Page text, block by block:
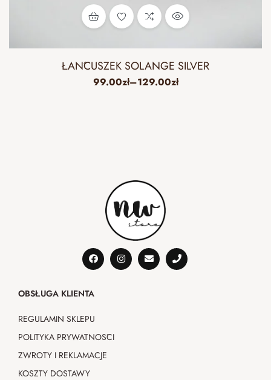
ŁAŃCUSZEK SOLANGE SILVER
99.00zł–129.00zł
OBSŁUGA KLIENTA
REGULAMIN SKLEPU
POLITYKA PRYWATNOŚCI
ZWROTY I REKLAMACJE
KOSZTY DOSTAWY